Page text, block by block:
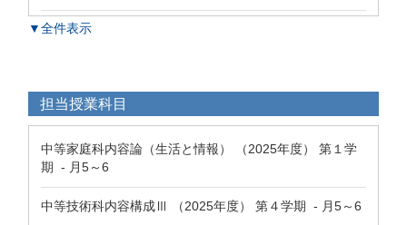
▼全件表示
担当授業科目
中等家庭科内容論（生活と情報） （2025年度） 第１学
期 - 月5～6
中等技術科内容構成Ⅲ （2025年度） 第４学期 - 月5～6